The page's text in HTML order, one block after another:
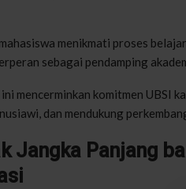
menikmati proses
sebagai pendamping
mencerminkan komitmen UBSI
dan mendukung
Jangka Panjang